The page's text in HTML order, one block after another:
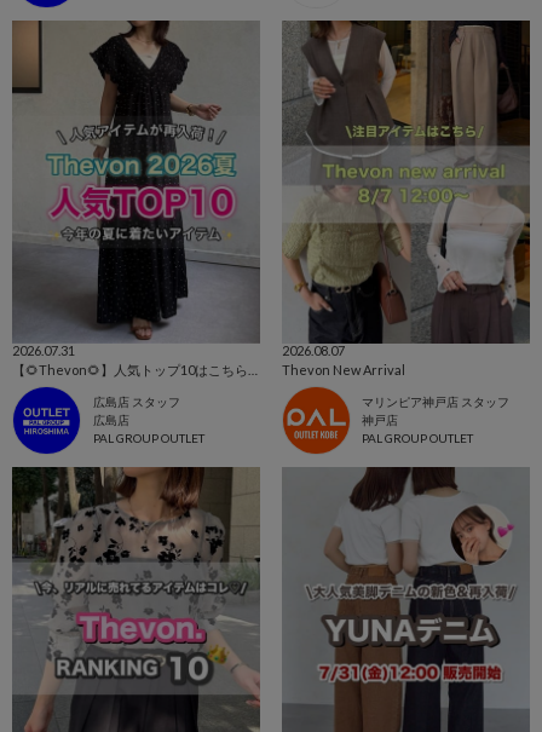
2026.07.31
広島店 スタッフ
広島店
PAL GROUP OUTLET
2026.08.07
Thevon New Arrival
マリンピア神戸店 スタッフ
神戸店
PAL GROUP OUTLET